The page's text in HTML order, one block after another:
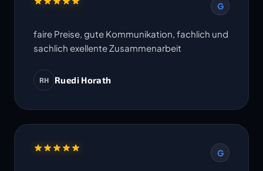
G
faire Preise, gute Kommunikation, fachlich und
sachlich exellente Zusammenarbeit
RH Ruedi Horath
G